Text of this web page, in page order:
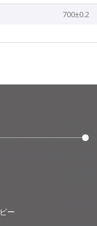
700±0.2
ー